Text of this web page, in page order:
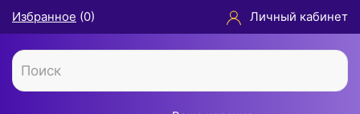
Избранное (0) Личный кабинет